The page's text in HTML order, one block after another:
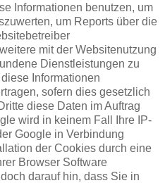
Informationen benutzen, um
um Reports über die
mit der Websitenutzung
Dienstleistungen zu
Informationen
sofern dies gesetzlich
diese Daten im Auftrag
wird in keinem Fall Ihre IP-
Google in Verbindung
der Cookies durch eine
Browser Software
darauf hin, dass Sie in